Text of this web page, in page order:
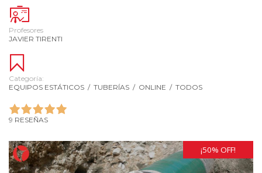
Profesores
JAVIER TIRENTI
Categoría:
EQUIPOS ESTÁTICOS / TUBERÍAS / ONLINE / TODOS
9 RESEÑAS
¡50% OFF!